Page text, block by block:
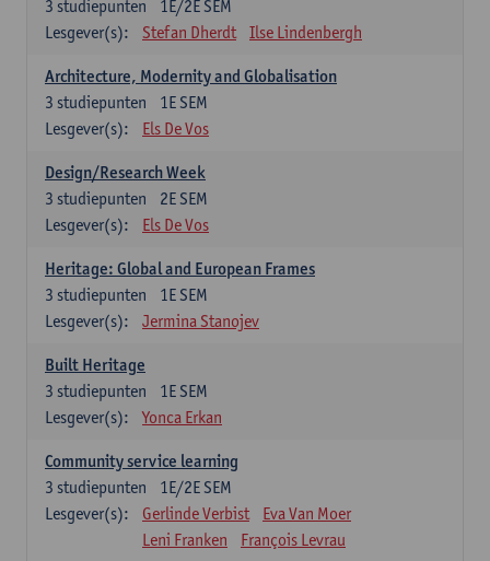
1E/2E SEM
3 studiepunten
Lesgever(s):
Stefan Dherdt Ilse Lindenbergh
Architecture, Modernity and Globalisation
1E SEM
3 studiepunten
Lesgever(s):
Els De Vos
Design/Research Week
2E SEM
3 studiepunten
Lesgever(s):
Els De Vos
Heritage: Global and European Frames
1E SEM
3 studiepunten
Lesgever(s):
Jermina Stanojev
Built Heritage
1E SEM
3 studiepunten
Lesgever(s):
Yonca Erkan
Community service learning
1E/2E SEM
3 studiepunten
Lesgever(s):
Gerlinde Verbist
Eva Van Moer
Leni Franken
François Levrau